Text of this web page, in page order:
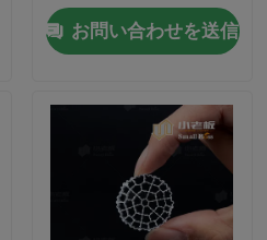
お問い合わせを送信